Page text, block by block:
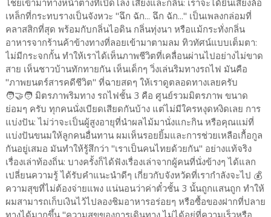
โชยเข้ามาทางหน้าต่างที่เปิดโล่ง เสียงและกลิ่น: เราจะได้ยินเสียงล้อ
เหล็กที่กระทบรางเป็นจังหวะ "ฉึก ฉัก... ฉึก ฉัก..." เป็นเพลงกล่อมที่
คลาสสิกที่สุด พร้อมกับกลิ่นไอดิน กลิ่นทุ่งนา หรือแม้กระทั่งกลิ่น
อาหารจากร้านค้าข้างทางที่ลอยเข้ามาตามลม ทิวทัศน์แบบเต็มตา:
ไม่มีกระจกกั้น ทำให้เราได้เห็นภาพชีวิตที่เคลื่อนผ่านไปอย่างไม่ขาด
สาย เห็นชาวบ้านทักทายกัน เห็นเด็กๆ วิ่งเล่นริมทางรถไฟ มันคือ
"ภาพยนตร์สารคดีชีวิต" ที่ฉายสดๆ ให้เราดูตลอดทางเลยครับ
🧑‍🤝‍🧑 มิตรภาพริมทาง รถไฟชั้น 3 คือ ศูนย์รวมมิตรภาพ ขนาด
ย่อมๆ ครับ ทุกคนนั่งเบียดเสียดกันบ้าง แต่ไม่มีใครหงุดหงิดเลย การ
แบ่งปัน: ไม่ว่าจะเป็นผู้สูงอายุที่นำผลไม้มานั่งแกะกิน หรือคุณแม่ที่
แบ่งปันขนมให้ลูกคนอื่นทาน ผมเห็นรอยยิ้มและการช่วยเหลือเกื้อกูล
กันอยู่เสมอ มันทำให้รู้สึกว่า "เราเป็นคนไทยด้วยกัน" อย่างแท้จริง
เรื่องเล่าท้องถิ่น: บางครั้งก็ได้ฟังเรื่องเล่าจากผู้คนที่นั่งข้างๆ ได้แลก
เปลี่ยนความรู้ ได้รับคำแนะนำดีๆ เกี่ยวกับจังหวัดที่เรากำลังจะไป 💰
ความสุขที่ไม่ต้องจ่ายแพง แน่นอนว่าค่าตั๋วชั้น 3 นั้นถูกแสนถูก ทำให้
ผมสามารถเก็บเงินไว้ไปลองชิมอาหารอร่อยๆ หรือซื้อของฝากที่ปลาย